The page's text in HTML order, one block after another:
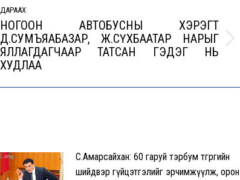
ДАРААХ
Next
post:
НОГООН АВТОБУСНЫ ХЭРЭГТ
Д.СУМЪЯАБАЗАР, Ж.СҮХБААТАР НАРЫГ
ЯЛЛАГДАГЧААР ТАТСАН ГЭДЭГ НЬ
ХУДЛАА
С.Амарсайхан: 60 гаруй тэрбум төгрөгийн
шийдвэр гүйцэтгэлийг эрчимжүүлж, орон